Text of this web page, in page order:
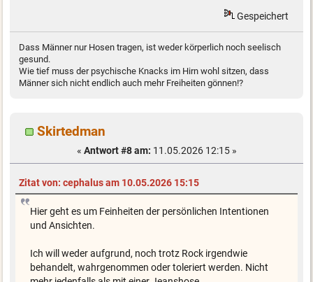
Gespeichert
Dass Männer nur Hosen tragen, ist weder körperlich noch seelisch
gesund.
Wie tief muss der psychische Knacks im Hirn wohl sitzen, dass
Männer sich nicht endlich auch mehr Freiheiten gönnen!?
Skirtedman
« Antwort #8 am: 11.05.2026 12:15 »
Zitat von: cephalus am 10.05.2026 15:15
Hier geht es um Feinheiten der persönlichen Intentionen
und Ansichten.
Ich will weder aufgrund, noch trotz Rock irgendwie
behandelt, wahrgenommen oder toleriert werden. Nicht